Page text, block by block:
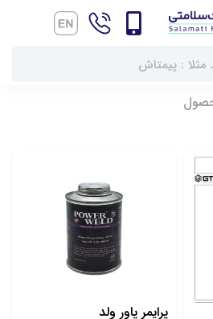
پرایمر پاور ولد